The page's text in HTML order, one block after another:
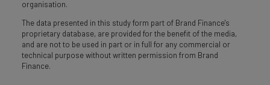
organisation.
The data presented in this study form part of Brand Finance's
proprietary database, are provided for the benefit of the media,
and are not to be used in part or in full for any commercial or
technical purpose without written permission from Brand
Finance.